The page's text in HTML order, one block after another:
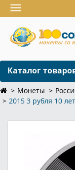
Toggle
navigation
Каталог
Монеты
2015 3 рубля 10